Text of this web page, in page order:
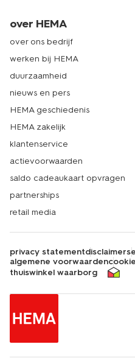
over HEMA
over ons bedrijf
werken bij HEMA
duurzaamheid
nieuws en pers
HEMA geschiedenis
HEMA zakelijk
klantenservice
actievoorwaarden
saldo cadeaukaart opvragen
partnerships
retail media
privacy statementdisclaimer
algemene voorwaarden
thuiswinkel waarborg